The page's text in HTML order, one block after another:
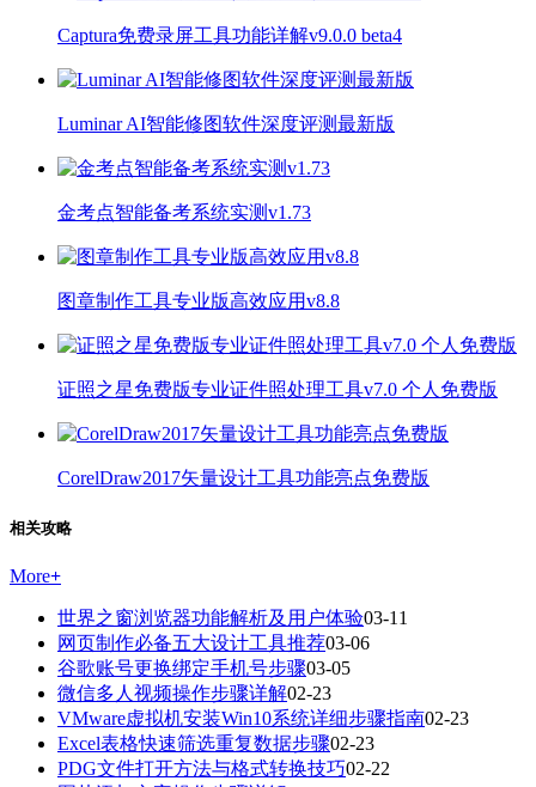
Captura免费录屏工具功能详解v9.0.0 beta4
Luminar AI智能修图软件深度评测最新版
金考点智能备考系统实测v1.73
图章制作工具专业版高效应用v8.8
证照之星免费版专业证件照处理工具v7.0 个人免费版
CorelDraw2017矢量设计工具功能亮点免费版
相关攻略
More+
世界之窗浏览器功能解析及用户体验03-11
网页制作必备五大设计工具推荐03-06
谷歌账号更换绑定手机号步骤03-05
微信多人视频操作步骤详解02-23
VMware虚拟机安装Win10系统详细步骤指南02-23
Excel表格快速筛选重复数据步骤02-23
PDG文件打开方法与格式转换技巧02-22